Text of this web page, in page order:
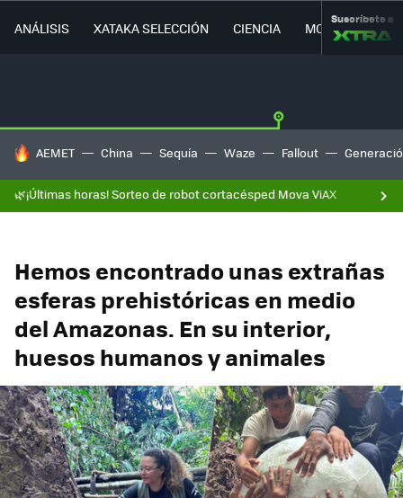
ANÁLISIS XATAKA SELECCIÓN CIENCIA MOVILIDAD
Suscríbete a
HOY SE HABLA DE
AEMET China Sequía Waze Fallout
🌿¡Últimas horas! Sorteo de robot cortacésped Mova ViAX
Hemos encontrado unas extrañas
esferas prehistóricas en medio
del Amazonas. En su interior,
huesos humanos y animales